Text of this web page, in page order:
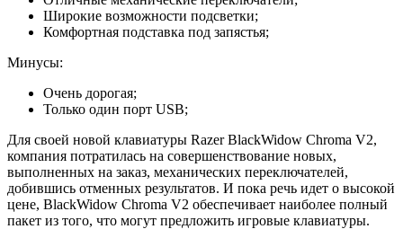
Широкие возможности подсветки;
Комфортная подставка под запястья;
Минусы:
Очень дорогая;
Только один порт USB;
Для своей новой клавиатуры Razer BlackWidow Chroma V2,
компания потратилась на совершенствование новых,
выполненных на заказ, механических переключателей,
добившись отменных результатов. И пока речь идет о высокой
цене, BlackWidow Chroma V2 обеспечивает наиболее полный
пакет из того, что могут предложить игровые клавиатуры.